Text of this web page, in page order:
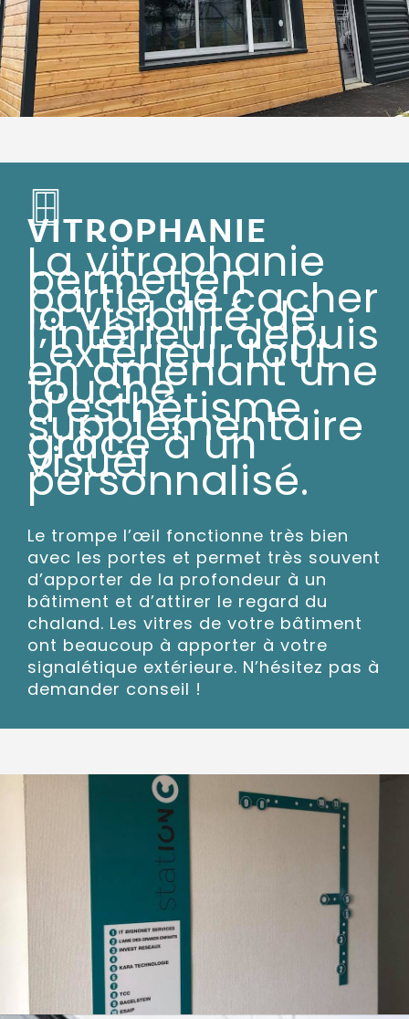
VITROPHANIE
La vitrophanie
permet en
partie de cacher
la visibilité de
l’intérieur depuis
l’extérieur tout
en amenant une
touche
d’esthétisme
supplémentaire
grâce à un
visuel
personnalisé.
Le trompe l’œil fonctionne très bien
avec les portes et permet très souvent
d’apporter de la profondeur à un
bâtiment et d’attirer le regard du
chaland. Les vitres de votre bâtiment
ont beaucoup à apporter à votre
signalétique extérieure. N’hésitez pas à
demander conseil !